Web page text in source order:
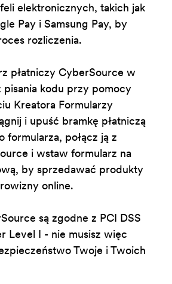
elektronicznych, takich jak
Pay i Samsung Pay, by
rozliczenia.
płatniczy CyberSource w
pisania kodu przy pomocy
Kreatora Formularzy
i upuść bramkę płatniczą
formularza, połącz ją z
i wstaw formularz na
by sprzedawać produkty
online.
są zgodne z PCI DSS
Level I - nie musisz więc
Twoje i Twoich